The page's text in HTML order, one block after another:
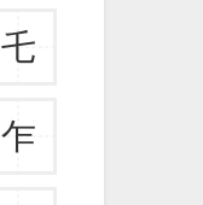
乇
乍